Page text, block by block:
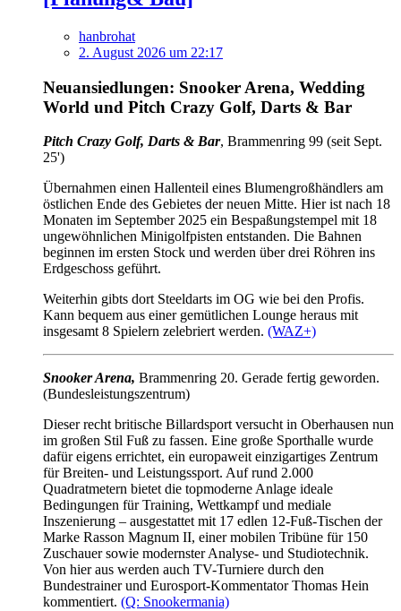
hanbrohat
2. August 2026 um 22:17
Neuansiedlungen: Snooker Arena, Wedding
World und Pitch Crazy Golf, Darts & Bar
Pitch Crazy Golf, Darts & Bar, Brammenring 99 (seit Sept.
25')
Übernahmen einen Hallenteil eines Blumengroßhändlers am
östlichen Ende des Gebietes der neuen Mitte. Hier ist nach 18
Monaten im September 2025 ein Bespaßungstempel mit 18
ungewöhnlichen Minigolfpisten entstanden. Die Bahnen
beginnen im ersten Stock und werden über drei Röhren ins
Erdgeschoss geführt.
Weiterhin gibts dort Steeldarts im OG wie bei den Profis.
Kann bequem aus einer gemütlichen Lounge heraus mit
insgesamt 8 Spielern zelebriert werden. (WAZ+)
Snooker Arena, Brammenring 20. Gerade fertig geworden.
(Bundesleistungszentrum)
Dieser recht britische Billardsport versucht in Oberhausen nun
im großen Stil Fuß zu fassen. Eine große Sporthalle wurde
dafür eigens errichtet, ein europaweit einzigartiges Zentrum
für Breiten- und Leistungssport. Auf rund 2.000
Quadratmetern bietet die topmoderne Anlage ideale
Bedingungen für Training, Wettkampf und mediale
Inszenierung – ausgestattet mit 17 edlen 12-Fuß-Tischen der
Marke Rasson Magnum II, einer mobilen Tribüne für 150
Zuschauer sowie modernster Analyse- und Studiotechnik.
Von hier aus werden auch TV-Turniere durch den
Bundestrainer und Eurosport-Kommentator Thomas Hein
kommentiert. (Q: Snookermania)